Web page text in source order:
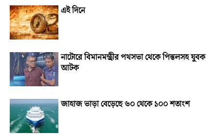
এই দিনে
নাটোরে বিমানমন্ত্রীর পথসভা থেকে পিস্তলসহ যুবক
আটক
জাহাজ ভাড়া বেড়েছে ৬০ থেকে ১০০ শতাংশ